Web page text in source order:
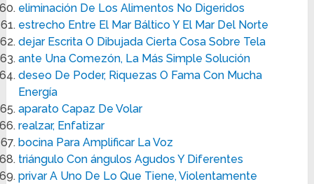
eliminación De Los Alimentos No Digeridos
estrecho Entre El Mar Báltico Y El Mar Del Norte
dejar Escrita O Dibujada Cierta Cosa Sobre Tela
ante Una Comezón, La Más Simple Solución
deseo De Poder, Riquezas O Fama Con Mucha
Energía
aparato Capaz De Volar
realzar, Enfatizar
bocina Para Amplificar La Voz
triángulo Con ángulos Agudos Y Diferentes
privar A Uno De Lo Que Tiene, Violentamente